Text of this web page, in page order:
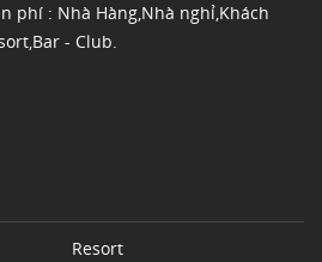
phí : Nhà Hàng,Nhà nghỉ,Khách
- Club.
Resort